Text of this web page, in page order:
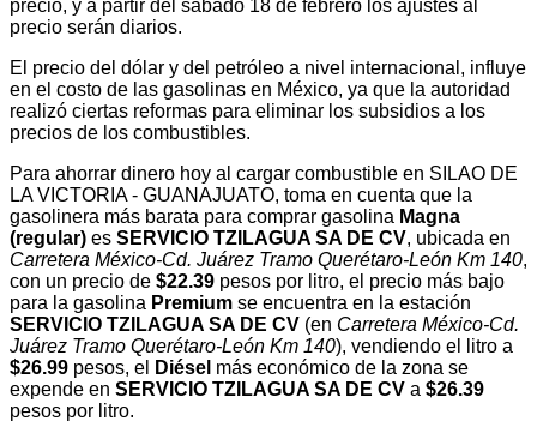
precio, y a partir del sábado 18 de febrero los ajustes al
precio serán diarios.
El precio del dólar y del petróleo a nivel internacional, influye
en el costo de las gasolinas en México, ya que la autoridad
realizó ciertas reformas para eliminar los subsidios a los
precios de los combustibles.
Para ahorrar dinero hoy al cargar combustible en SILAO DE
LA VICTORIA - GUANAJUATO, toma en cuenta que la
gasolinera más barata para comprar gasolina Magna
(regular) es SERVICIO TZILAGUA SA DE CV, ubicada en
Carretera México-Cd. Juárez Tramo Querétaro-León Km 140,
con un precio de $22.39 pesos por litro, el precio más bajo
para la gasolina Premium se encuentra en la estación
SERVICIO TZILAGUA SA DE CV (en Carretera México-Cd.
Juárez Tramo Querétaro-León Km 140), vendiendo el litro a
$26.99 pesos, el Diésel más económico de la zona se
expende en SERVICIO TZILAGUA SA DE CV a $26.39
pesos por litro.